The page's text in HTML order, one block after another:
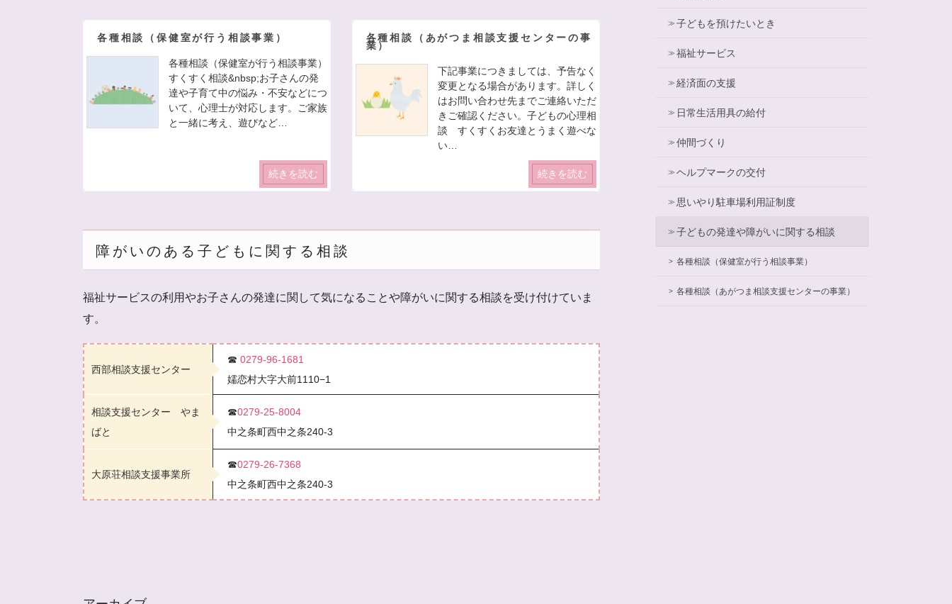
各種相談（保健室が行う相談事業）
各種相談（保健室が行う相談事業）
すくすく相談&nbsp;お子さんの発
達や子育て中の悩み・不安などにつ
いて、心理士が対応します。ご家族
と一緒に考え、遊びなど…
続きを読む
各種相談（あがつま相談支援センターの事
業）
下記事業につきましては、予告なく
変更となる場合があります。詳しく
はお問い合わせ先までご連絡いただ
きご確認ください。子どもの心理相
談 すくすくお友達とうまく遊べな
い…
続きを読む
障がいのある子どもに関する相談
福祉サービスの利用やお子さんの発達に関して気になることや障がいに関する相談を受け付けていま
す。
西部相談支援センター
☎ 0279-96-1681
嬬恋村大字大前1110−1
相談支援センター やま
ばと
☎0279-25-8004
中之条町西中之条240-3
大原荘相談支援事業所
☎0279-26-7368
中之条町西中之条240-3
子どもを預けたいとき
福祉サービス
経済面の支援
日常生活用具の給付
仲間づくり
ヘルプマークの交付
思いやり駐車場利用証制度
子どもの発達や障がいに関する相談
各種相談（保健室が行う相談事業）
各種相談（あがつま相談支援センターの事業）